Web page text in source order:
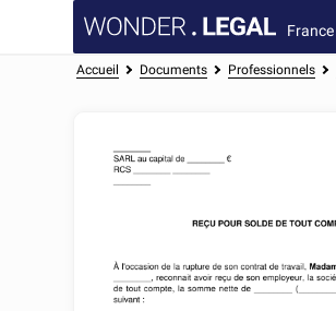
France
Accueil Documents Professionnels